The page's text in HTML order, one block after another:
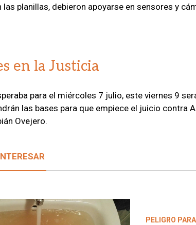
las planillas, debieron apoyarse en sensores y
en la Justicia
para el miércoles 7 julio, este viernes 9
las bases para que empiece el juicio contra
Ovejero.
PELIGRO